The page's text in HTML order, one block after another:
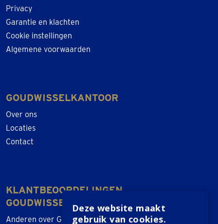
Privacy
Garantie en klachten
Cookie instellingen
Algemene voorwaarden
GOUDWISSELKANTOOR
Over ons
Locaties
Contact
KLANTBEOORDELINGEN
GOUDWISSELKANTOOR
Anderen over Goudwisselkantoor
Deze website maakt
gebruik van cookies.